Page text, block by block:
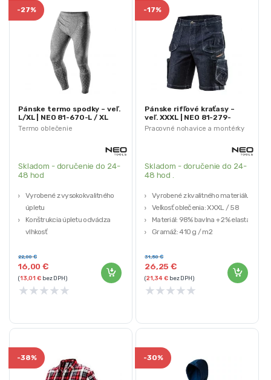
Termo oblečenie
-27%
Pánske termo spodky – veľ.
L/XL | NEO 81-670-L / XL
Skladom - doručenie do 24-
48 hod
Vyrobené z vysokokvalitného
úpletu
Konštrukcia úpletu odvádza
vlhkosť
Materiálové zloženie: 63 %
polyamid + 32 % polyester + 5 %
elastan
16,00€
22,00€
(13,01€bez DPH)
★★★★★
Pracovné nohavice a montérky
-17%
Pánske rifľové kraťasy –
veľ. XXXL | NEO 81-279-
XXXL
Skladom - doručenie do 24-
48 hod .
Vyrobené z kvalitného materiálu
Veľkosť oblečenia: XXXL / 58
Materiál: 98% bavlna + 2% elastan
Gramáž: 410 g / m2
26,25€
31,50€
(21,34€bez DPH)
★★★★★
-38% -30%